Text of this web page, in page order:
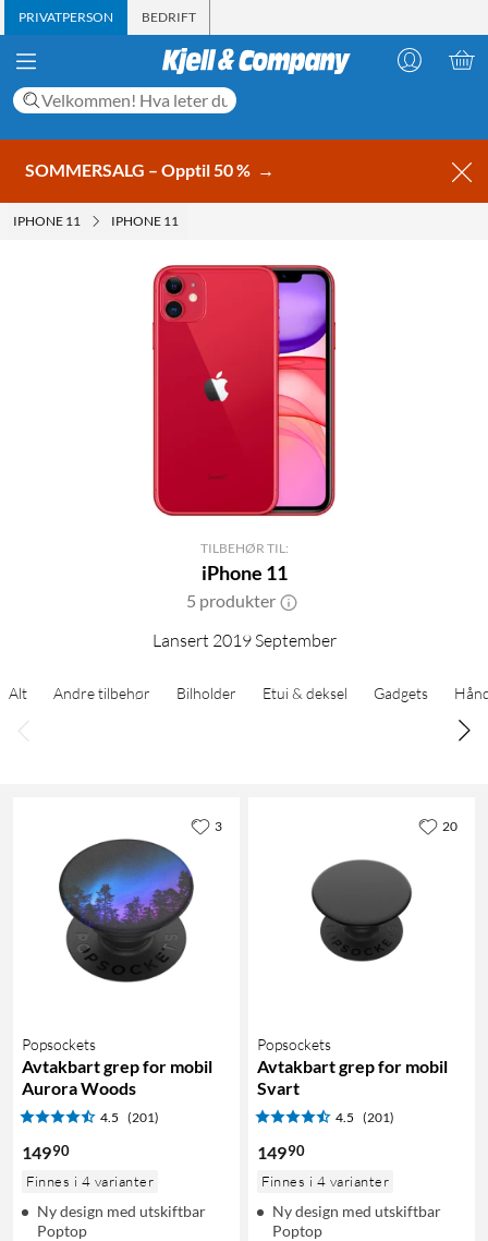
PRIVATPERSON BEDRIFT
SOMMERSALG – Opptil 50 % →
IPHONE 11 IPHONE 11
TILBEHØR TIL:
iPhone 11
5 produkter
Lansert 2019 September
Alt Andre tilbehør Bilholder Etui & deksel Gadgets
Popsockets
Avtakbart grep for mobil
Aurora Woods
4.5 (201)
14990
Finnes i 4 varianter
Ny design med utskiftbar
Poptop
3
Popsockets
Avtakbart grep for mobil
Svart
4.5 (201)
14990
Finnes i 4 varianter
Ny design med utskiftbar
Poptop
20